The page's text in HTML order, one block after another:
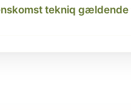
tekniq